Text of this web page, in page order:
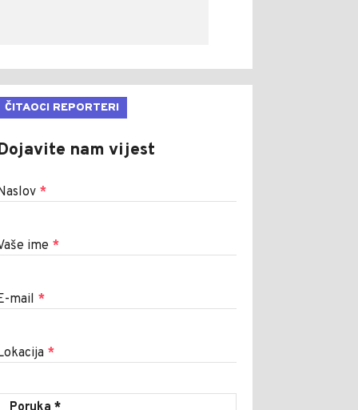
ČITAOCI REPORTERI
nam vijest
*
ime *
mail *
*